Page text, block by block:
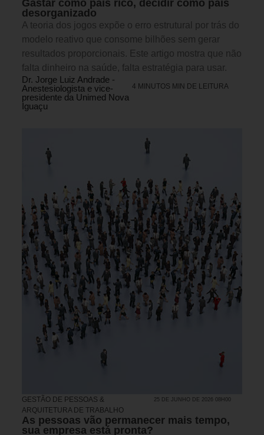
Gastar como país rico, decidir como país
desorganizado
A teoria dos jogos expõe o erro estrutural por trás do
modelo reativo que consome bilhões sem gerar
resultados proporcionais. Este artigo mostra que não
falta dinheiro na saúde, falta estratégia para usar.
Dr. Jorge Luiz Andrade -
Anestesiologista e vice-
presidente da Unimed Nova
Iguaçu
4 MINUTOS MIN DE LEITURA
GESTÃO DE PESSOAS &
ARQUITETURA DE TRABALHO
25 DE JUNHO DE 2026 08H00
As pessoas vão permanecer mais tempo,
sua empresa está pronta?